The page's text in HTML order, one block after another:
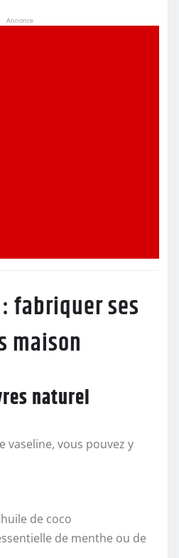
Annonce
fabriquer ses
maison
naturel
vaseline, vous pouvez y
de coco
de menthe ou de